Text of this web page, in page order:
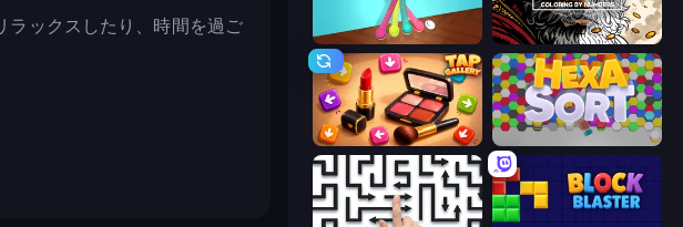
ラックスしたり、時間を過ご
Tangle Master Color Tap: Coloring by Numbers
Tap Gallery